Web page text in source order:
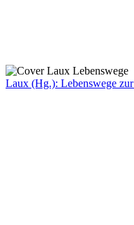
Laux (Hg.): Lebenswege